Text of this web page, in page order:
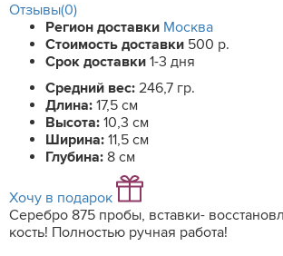
Отзывы(0)
Регион доставки Москва
Стоимость доставки 500 р.
Срок доставки 1-3 дня
Средний вес: 246,7 гр.
Длина: 17,5 см
Высота: 10,3 см
Ширина: 11,5 см
Глубина: 8 см
Хочу в подарок
Серебро 875 пробы, вставки-
кость! Полностью ручная работа!